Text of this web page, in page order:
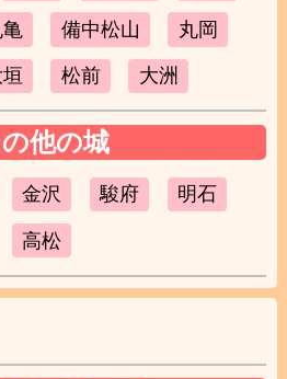
備中松山 丸岡
松前 大洲
他の城
金沢 駿府 明石
高松